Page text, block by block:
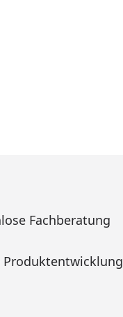
Fachberatung
Produktentwicklung